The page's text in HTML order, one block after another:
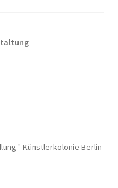
" Künstlerkolonie Berlin